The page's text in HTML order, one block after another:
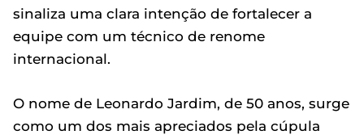
sinaliza uma clara intenção de fortalecer a
equipe com um técnico de renome
internacional.
O nome de Leonardo Jardim, de 50 anos, surge
como um dos mais apreciados pela cúpula